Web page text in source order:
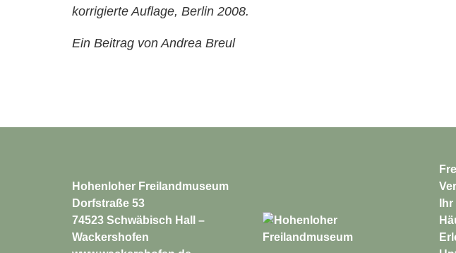
korrigierte Auflage, Berlin 2008.
Ein Beitrag von Andrea Breul
Hohenloher Freilandmuseum
Dorfstraße 53
74523 Schwäbisch Hall –
Wackershofen